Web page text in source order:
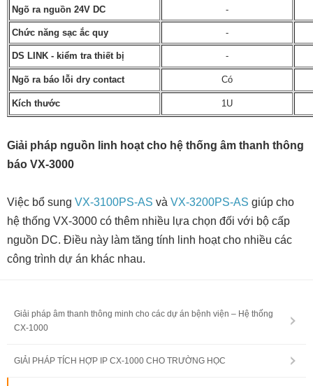
Ngõ ra nguồn 24V DC -
Chức năng sạc ắc quy -
DS LINK - kiểm tra thiết bị -
Ngõ ra báo lỗi dry contact Có
Kích thước 1U
Giải pháp nguồn linh hoạt cho hệ thống âm thanh thông
báo VX-3000
Việc bổ sung VX-3100PS-AS và VX-3200PS-AS giúp cho
hệ thống VX-3000 có thêm nhiều lựa chọn đối với bộ cấp
nguồn DC. Điều này làm tăng tính linh hoạt cho nhiều các
công trình dự án khác nhau.
Giải pháp âm thanh thông minh cho các dự án bệnh viện – Hệ thống
CX-1000
GIẢI PHÁP TÍCH HỢP IP CX-1000 CHO TRƯỜNG HỌC